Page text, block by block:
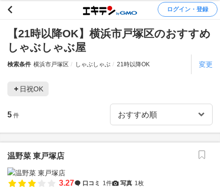
ログイン・登録
【21時以降OK】横浜市戸塚区のおすすめ
しゃぶしゃぶ屋
検索条件 横浜市戸塚区 しゃぶしゃぶ 21時以降OK 変更
日祝OK
5 件
温野菜 東戸塚店
3.27 口コミ 1件 写真 1枚